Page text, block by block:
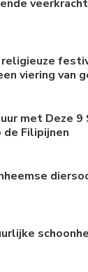
religieuze
viering van
met Deze 9
Filipijnen